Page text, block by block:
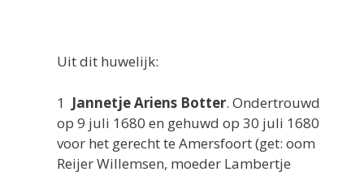
Uit dit huwelijk:
1 Jannetje Ariens Botter. Ondertrouwd
op 9 juli 1680 en gehuwd op 30 juli 1680
voor het gerecht te Amersfoort (get: oom
Reijer Willemsen, moeder Lambertje